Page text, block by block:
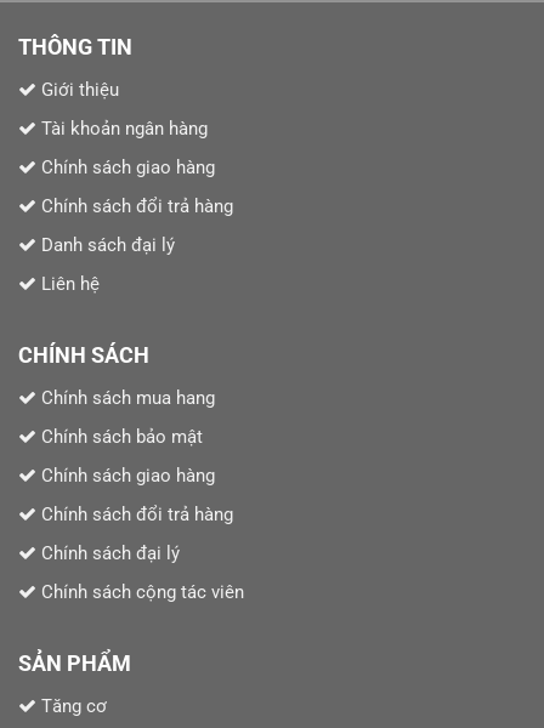
THÔNG TIN
Giới thiệu
Tài khoản ngân hàng
Chính sách giao hàng
Chính sách đổi trả hàng
Danh sách đại lý
Liên hệ
CHÍNH SÁCH
Chính sách mua hang
Chính sách bảo mật
Chính sách giao hàng
Chính sách đổi trả hàng
Chính sách đại lý
Chính sách cộng tác viên
SẢN PHẨM
Tăng cơ